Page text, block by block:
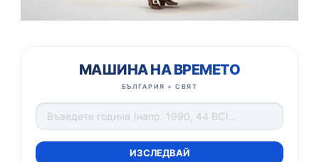
МАШИНА НА ВРЕМЕТО
БЪЛГАРИЯ + СВЯТ
ИЗСЛЕДВАЙ